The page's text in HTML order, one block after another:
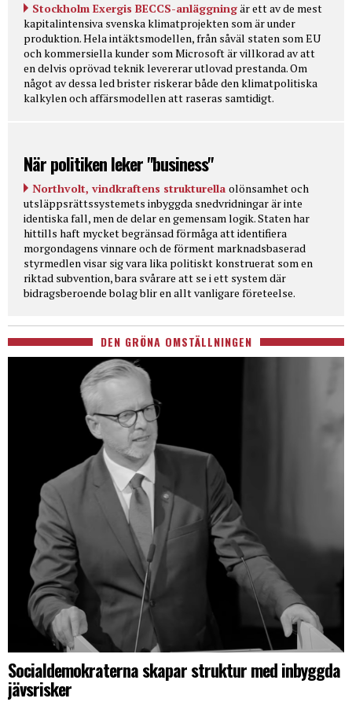
Stockholm Exergis BECCS-anläggningär ett av de mest
kapitalintensiva svenska klimatprojekten som är under
produktion. Hela intäktsmodellen, från såväl staten som EU
och kommersiella kunder som Microsoft är villkorad av att
en delvis oprövad teknik levererar utlovad prestanda. Om
något av dessa led brister riskerar både den klimatpolitiska
kalkylen och affärsmodellen att raseras samtidigt.
När politiken leker "business"
Northvolt, vindkraftens strukturella olönsamhet och
utsläppsrättssystemets inbyggda snedvridningar är inte
identiska fall, men de delar en gemensam logik. Staten har
hittills haft mycket begränsad förmåga att identifiera
morgondagens vinnare och de förment marknadsbaserad
styrmedlen visar sig vara lika politiskt konstruerat som en
riktad subvention, bara svårare att se i ett system där
bidragsberoende bolag blir en allt vanligare företeelse.
DEN GRÖNA OMSTÄLLNINGEN
Socialdemokraterna skapar struktur med inbyggda
jävsrisker